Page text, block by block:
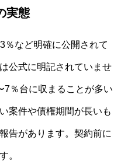
実態
％など明確に公開されて
公式に明記されていませ
7％台に収まることが多い
案件や債権期間が長いも
告があります。契約前に
。